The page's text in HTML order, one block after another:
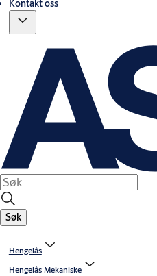
Kontakt oss
Søk
Hengelås
Hengelås Mekaniske